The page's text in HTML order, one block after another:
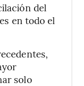
del
en todo el
solo